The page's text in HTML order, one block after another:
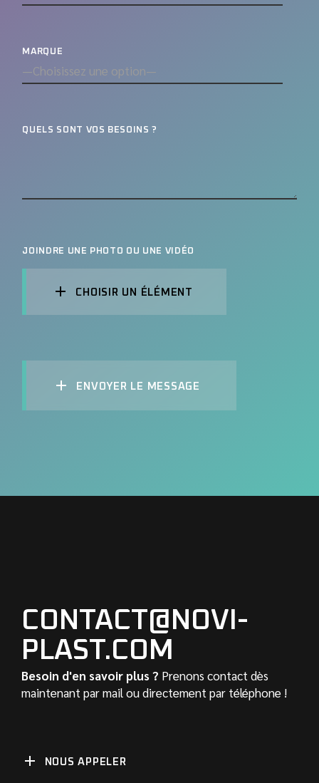
MARQUE
QUELS SONT VOS BESOINS ?
JOINDRE UNE PHOTO OU UNE VIDÉO
CHOISIR UN ÉLÉMENT
ENVOYER LE MESSAGE
CONTACT@NOVI-
PLAST.COM
Besoin d'en savoir plus ? Prenons contact dès
maintenant par mail ou directement par téléphone !
NOUS APPELER